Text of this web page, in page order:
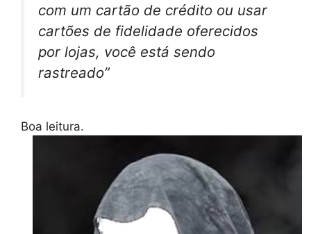
com um cartão de crédito ou usar
cartões de fidelidade oferecidos
por lojas, você está sendo
rastreado”
Boa leitura.